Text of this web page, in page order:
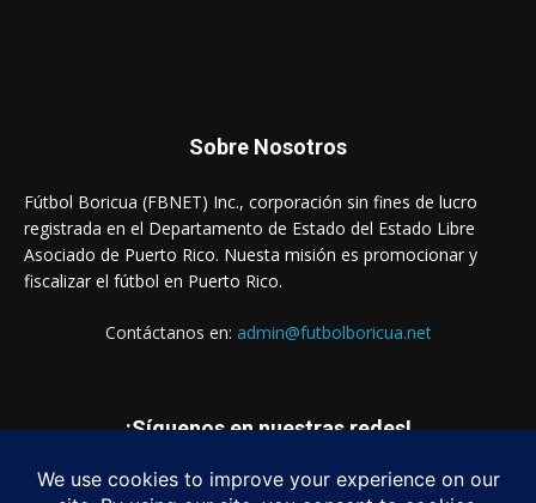
Sobre Nosotros
Fútbol Boricua (FBNET) Inc., corporación sin fines de lucro
registrada en el Departamento de Estado del Estado Libre
Asociado de Puerto Rico. Nuesta misión es promocionar y
fiscalizar el fútbol en Puerto Rico.
Contáctanos en: admin@futbolboricua.net
¡Síguenos en nuestras redes!